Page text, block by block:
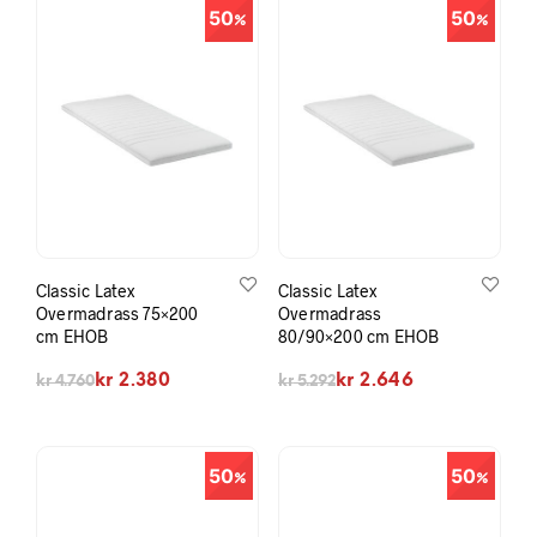
50
Classic Latex
Overmadrass 75×200
cm EHOB
kr4.760
Opprinnelig pris var: kr 4.760.
kr 2.380
Nåværende pris er: kr 2.380.
50
Classic Latex
Overmadrass
80/90×200 cm EHOB
kr5.292
Opprinnelig pris var: kr 5.292.
kr 2.646
Nåværende pris er: kr 2.646.
50 50